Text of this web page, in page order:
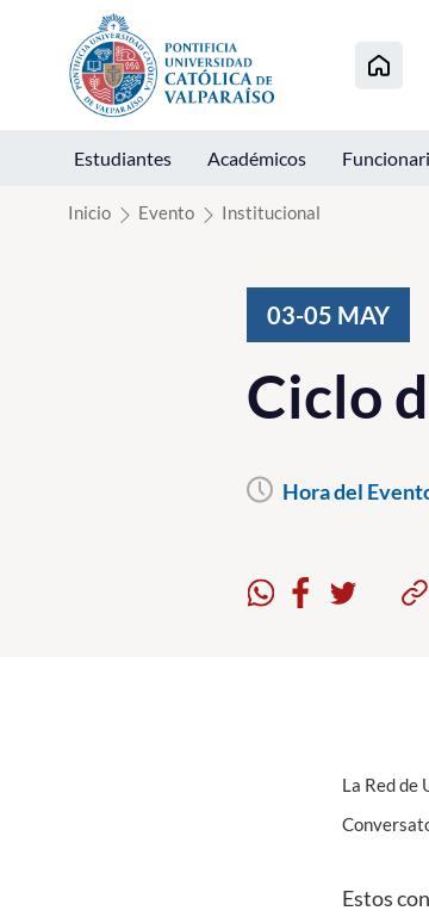
Click acá para ir directamente al contenido
Estudiantes Académicos
Inicio Evento Institucional
03-05 MAY
Ciclo
Hora del
La Red de
Estos